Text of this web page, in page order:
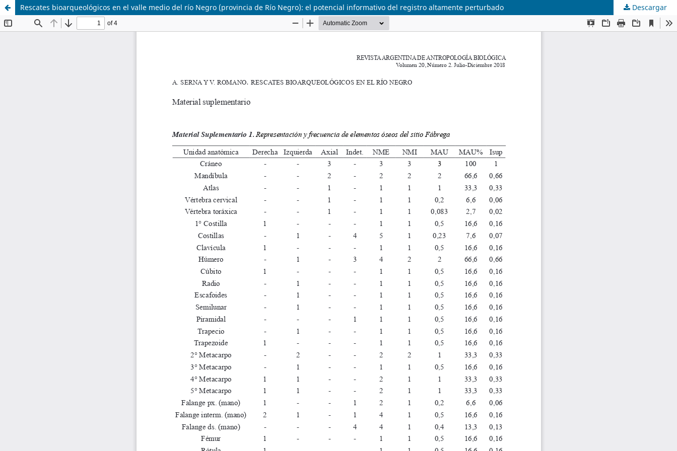
Rescates bioarqueológicos en el valle medio del río Negro (provincia de Río Negro): el potencial informativo del registro altamente perturbado Descargar